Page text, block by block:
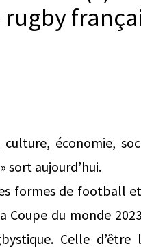
économie,
sort aujourd’hui.
formes de football
Coupe du monde
Celle d’être